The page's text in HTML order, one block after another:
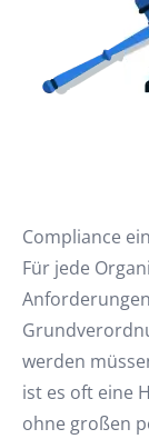
Compliance
Für jede
werden
ist es oft eine
ohne großen